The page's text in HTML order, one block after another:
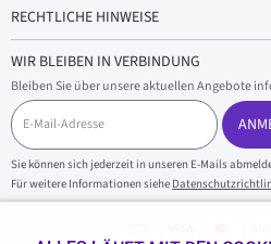
RECHTLICHE HINWEISE
WIR BLEIBEN IN VERBINDUNG
Bleiben Sie über unsere aktuellen Angebote
E
-
M
a
i
l
Sie können sich jederzeit in unseren E-Mails
Für weitere Informationen siehe